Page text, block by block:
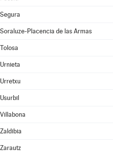
Segura
Soraluze-Placencia de las Armas
Tolosa
Urnieta
Urretxu
Usurbil
Villabona
Zaldibia
Zarautz